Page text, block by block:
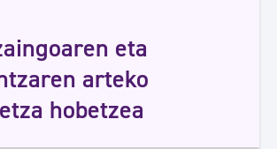
eta
arteko
hobetzea